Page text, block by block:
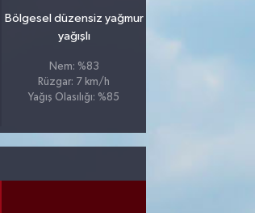
Bölgesel düzensiz yağmur
yağışlı
Nem: %83
Rüzgar: 7 km/h
Yağış Olasılığı: %85